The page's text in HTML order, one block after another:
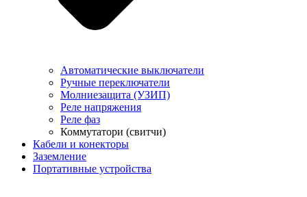
Автоматические выключатели
Ручные переключатели
Молниезащита (УЗИП)
Реле напряжения
Реле фаз
Коммутатори (свитчи)
Кабели и конекторы
Заземление
Портативные устройства